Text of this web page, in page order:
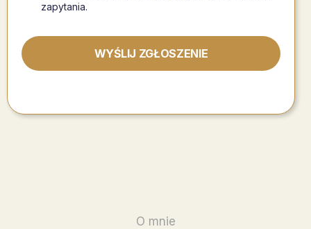
zapytania.
O mnie